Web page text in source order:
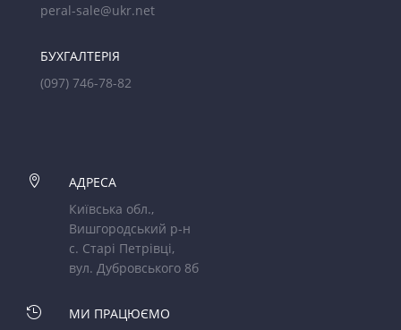
peral-sale@ukr.net
БУХГАЛТЕРІЯ
(097) 746-78-82

АДРЕСА
Київська обл.,
Вишгородський р-н
с. Старі Петрівці,
вул. Дубровського 8б

МИ ПРАЦЮЄМО